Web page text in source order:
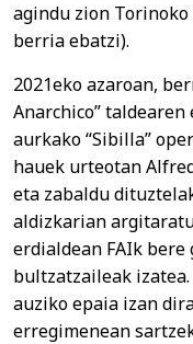
agindu zion
berria ebatzi).
2021eko azaroan,
Anarchico”
aurkako “Sibilla”
hauek urteotan
eta zabaldu
aldizkarian
erdialdean FAIk
bultzatzaileak izatea.
auziko epaia izan
erregimenean